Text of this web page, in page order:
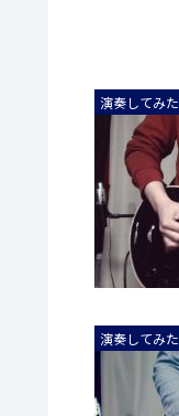
演奏してみた
演奏してみた